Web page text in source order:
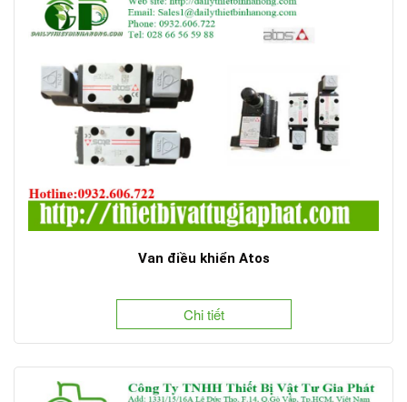
Van điều khiển Atos
Chi tiết